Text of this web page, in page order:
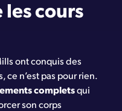
cours
ont conquis des
ce n’est pas pour rien.
completsqui
son corps